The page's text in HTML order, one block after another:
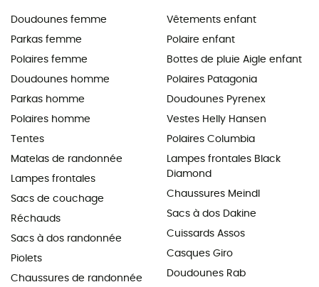
Doudounes femme
Parkas femme
Polaires femme
Doudounes homme
Parkas homme
Polaires homme
Tentes
Matelas de randonnée
Lampes frontales
Sacs de couchage
Réchauds
Sacs à dos randonnée
Piolets
Chaussures de randonnée
Vêtements enfant
Polaire enfant
Bottes de pluie Aigle enfant
Polaires Patagonia
Doudounes Pyrenex
Vestes Helly Hansen
Polaires Columbia
Lampes frontales Black
Diamond
Chaussures Meindl
Sacs à dos Dakine
Cuissards Assos
Casques Giro
Doudounes Rab